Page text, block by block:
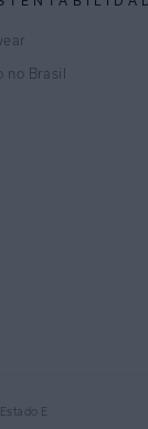
no Brasil
E